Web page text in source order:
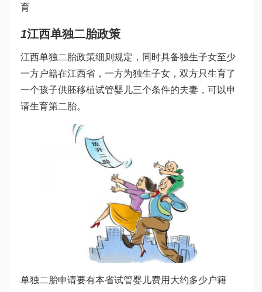
育
1江西单独二胎政策
江西单独二胎政策细则规定，同时具备独生子女至少
一方户籍在江西省，一方为独生子女，双方只生育了
一个孩子供胚移植试管婴儿三个条件的夫妻，可以申
请生育第二胎。
单独二胎申请要有本省试管婴儿费用大约多少户籍